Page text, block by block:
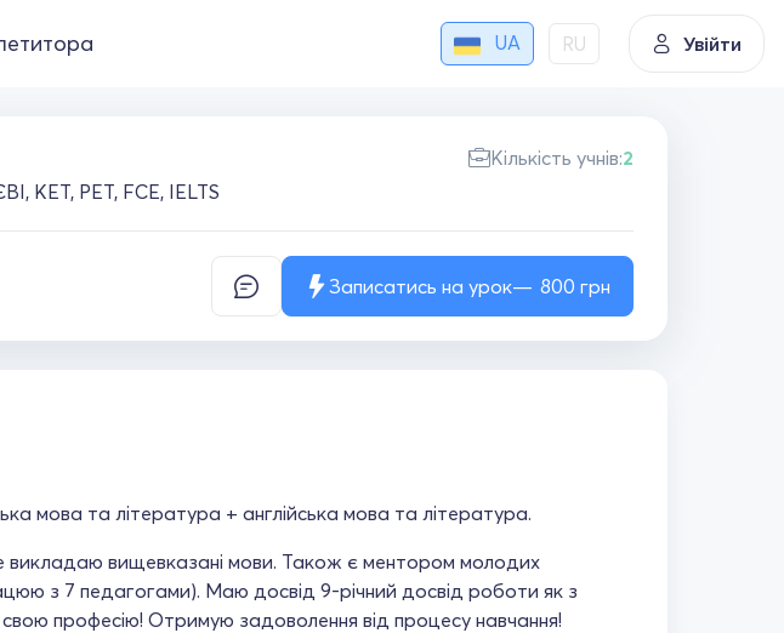
UA RU Увійти
KET, PET, FCE, IELTS
Кількість учнів:2
Записатись на урок 800 грн
мова та література + англійська мова та література.
викладаю вищевказані мови. Також є ментором молодих
з 7 педагогами). Маю досвід 9-річний досвід роботи як з
професію! Отримую задоволення від процесу навчання!